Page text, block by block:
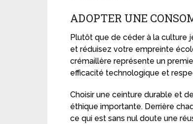
ADOPTER UNE
Plutôt que de céder à la culture
et réduisez votre empreinte
crémaillère représente un
efficacité technologique et
Choisir une ceinture durable et
éthique importante. Derrière
ce qui est sans nul doute une